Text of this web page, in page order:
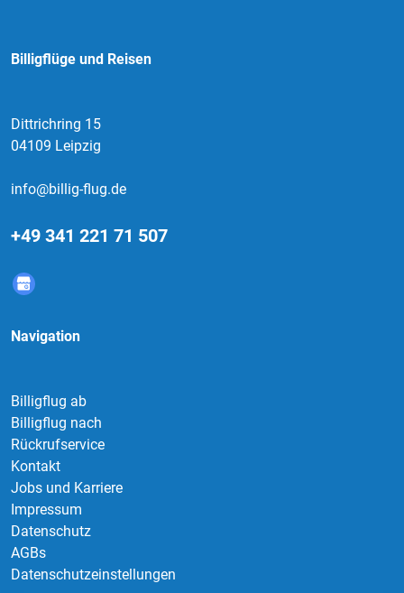
Billigflüge und Reisen
Dittrichring 15
04109 Leipzig
info@billig-flug.de
+49 341 221 71 507
Navigation
Billigflug ab
Billigflug nach
Rückrufservice
Kontakt
Jobs und Karriere
Impressum
Datenschutz
AGBs
Datenschutzeinstellungen